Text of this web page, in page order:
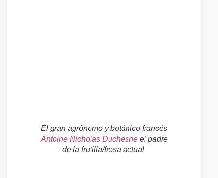
El gran agrónomo y botánico francés
Antoine Nicholas Duchesneel padre
de la frutilla/fresa actual